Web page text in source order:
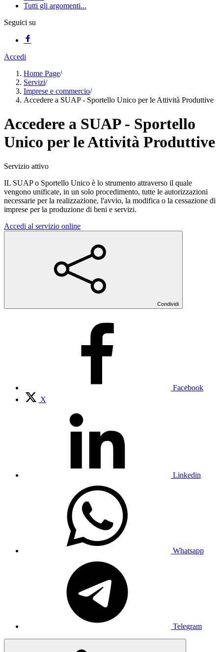
Tutti gli argomenti...
Seguici su
Accedi
Home Page/
Servizi/
Imprese e commercio/
Accedere a SUAP - Sportello Unico per le Attività Produttive
Accedere a SUAP - Sportello
Unico per le Attività Produttive
Servizio attivo
IL SUAP o Sportello Unico è lo strumento attraverso il quale
vengono unificate, in un solo procedimento, tutte le autorizzazioni
necessarie per la realizzazione, l'avvio, la modifica o la cessazione di
imprese per la produzione di beni e servizi.
Accedi al servizio online
Condividi
Facebook
X
Linkedin
Whatsapp
Telegram